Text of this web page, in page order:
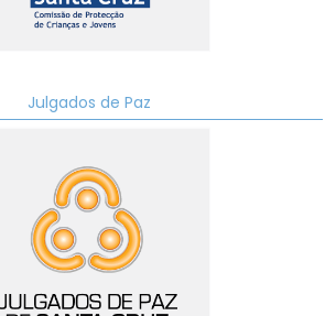
Julgados de Paz